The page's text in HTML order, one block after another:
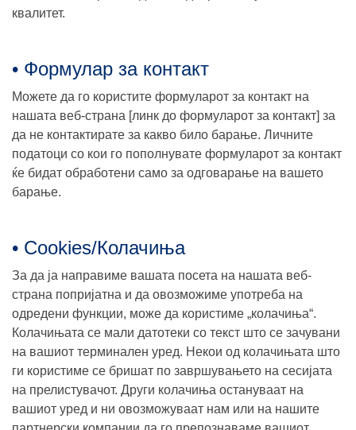
квалитет.
• Формулар за контакт
Можете да го користите формуларот за контакт на
нашата веб-страна [линк до формуларот за контакт] за
да не контактирате за какво било барање. Личните
податоци со кои го пополнувате формуларот за контакт
ќе бидат обработени само за одговарање на вашето
барање.
• Cookies/Колачиња
За да ја направиме вашата посета на нашата веб-
странa попријатна и да овозможиме употреба на
одредени функции, може да користиме „колачиња“.
Колачињата се мали датотеки со текст што се зачувани
на вашиот терминален уред. Некои од колачињата што
ги користиме се бришат по завршувањето на сесијата
на прелистувачот. Други колачиња остануваат на
вашиот уред и ни овозможуваат нам или на нашите